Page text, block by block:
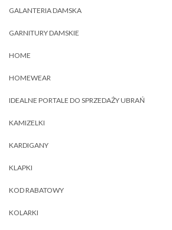
GALANTERIA DAMSKA
GARNITURY DAMSKIE
HOME
HOMEWEAR
IDEALNE PORTALE DO SPRZEDAŻY UBRAŃ
KAMIZELKI
KARDIGANY
KLAPKI
KOD RABATOWY
KOLARKI